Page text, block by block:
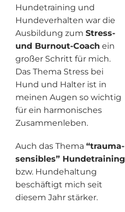
Hundetraining und
Hundeverhalten war die
Ausbildung zum Stress-
und Burnout-Coach ein
großer Schritt für mich.
Das Thema Stress bei
Hund und Halter ist in
meinen Augen so wichtig
für ein harmonisches
Zusammenleben.
Auch das Thema “trauma-
sensibles” Hundetraining
bzw. Hundehaltung
beschäftigt mich seit
diesem Jahr stärker.